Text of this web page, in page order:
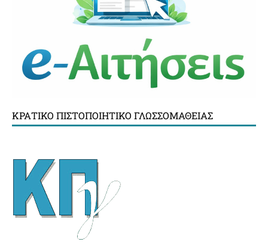
ΚΡΑΤΙΚΌ ΠΙΣΤΟΠΟΙΗΤΙΚΌ ΓΛΩΣΣΟΜΆΘΕΙΑΣ